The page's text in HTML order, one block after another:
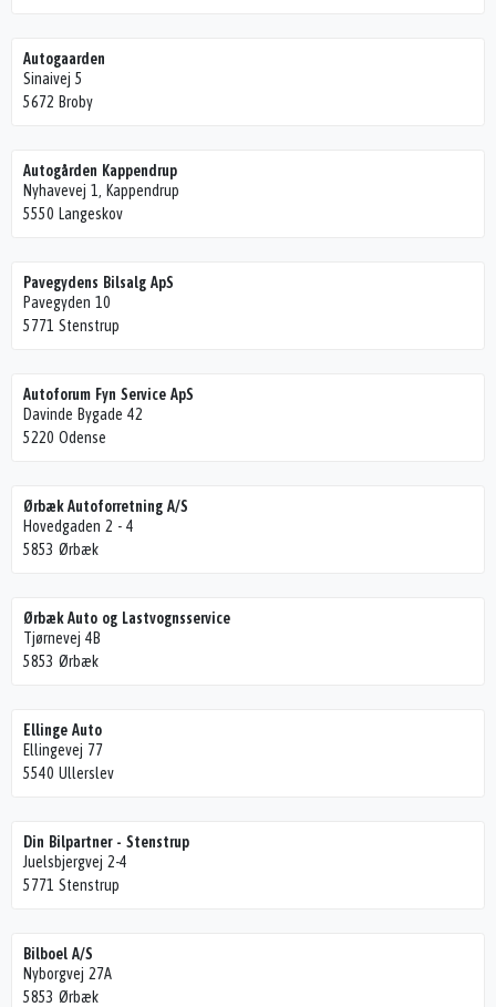
Autogaarden
Sinaivej 5
5672 Broby
Autogården Kappendrup
Nyhavevej 1, Kappendrup
5550 Langeskov
Pavegydens Bilsalg ApS
Pavegyden 10
5771 Stenstrup
Autoforum Fyn Service ApS
Davinde Bygade 42
5220 Odense
Ørbæk Autoforretning A/S
Hovedgaden 2 - 4
5853 Ørbæk
Ørbæk Auto og Lastvognsservice
Tjørnevej 4B
5853 Ørbæk
Ellinge Auto
Ellingevej 77
5540 Ullerslev
Din Bilpartner - Stenstrup
Juelsbjergvej 2-4
5771 Stenstrup
Bilboel A/S
Nyborgvej 27A
5853 Ørbæk